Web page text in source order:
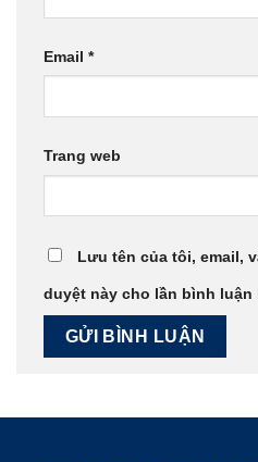
Email *
Trang web
Lưu tên của tôi, email,
duyệt này cho lần bình luận